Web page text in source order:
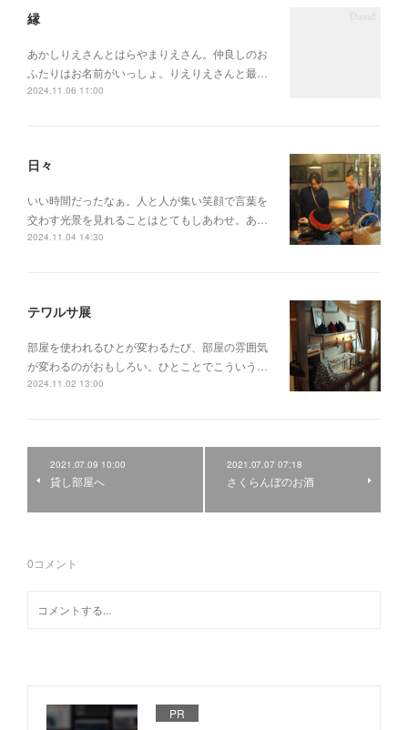
縁
あかしりえさんとはらやまりえさん。仲良しのお
ふたりはお名前がいっしょ。りえりえさんと最…
2024.11.06 11:00
日々
いい時間だったなぁ。人と人が集い笑顔で言葉を
交わす光景を見れることはとてもしあわせ。あ…
2024.11.04 14:30
テワルサ展
部屋を使われるひとが変わるたび、部屋の雰囲気
が変わるのがおもしろい。ひとことでこういう…
2024.11.02 13:00
2021.07.09 10:00
貸し部屋へ
2021.07.07 07:18
さくらんぼのお酒
0コメント
PR